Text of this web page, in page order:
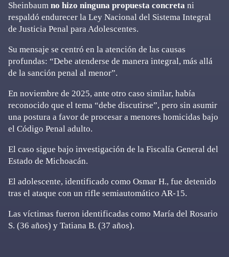
Sheinbaum no hizo ninguna propuesta concreta ni
respaldó endurecer la Ley Nacional del Sistema Integral
de Justicia Penal para Adolescentes.
Su mensaje se centró en la atención de las causas
profundas: “Debe atenderse de manera integral, más allá
de la sanción penal al menor”.
En noviembre de 2025, ante otro caso similar, había
reconocido que el tema “debe discutirse”, pero sin asumir
una postura a favor de procesar a menores homicidas bajo
el Código Penal adulto.
El caso sigue bajo investigación de la Fiscalía General del
Estado de Michoacán.
El adolescente, identificado como Osmar H., fue detenido
tras el ataque con un rifle semiautomático AR-15.
Las víctimas fueron identificadas como María del Rosario
S. (36 años) y Tatiana B. (37 años).